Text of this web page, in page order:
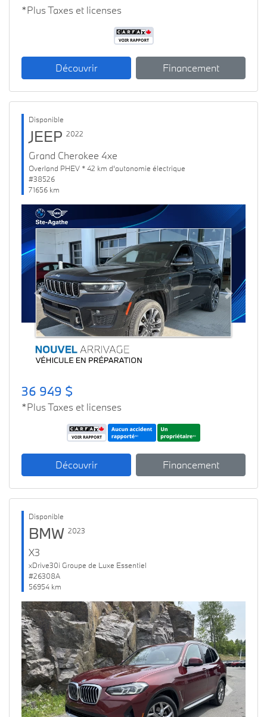
*Plus Taxes et licenses
Découvrir Financement
Disponible
JEEP 2022
Grand Cherokee 4xe
Overland PHEV * 42 km d'autonomie électrique
#38526
71656 km
Previous Next
36 949 $
*Plus Taxes et licenses
Découvrir Financement
Disponible
BMW 2023
X3
xDrive30i Groupe de Luxe Essentiel
#26308A
56954 km
Previous Next